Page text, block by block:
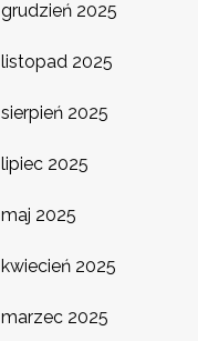
grudzień 2025
listopad 2025
sierpień 2025
lipiec 2025
maj 2025
kwiecień 2025
marzec 2025